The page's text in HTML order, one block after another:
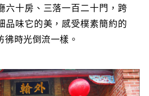
六十房、三落一百二十門，跨
品味它的美，感受樸素簡約的
彿時光倒流一樣。